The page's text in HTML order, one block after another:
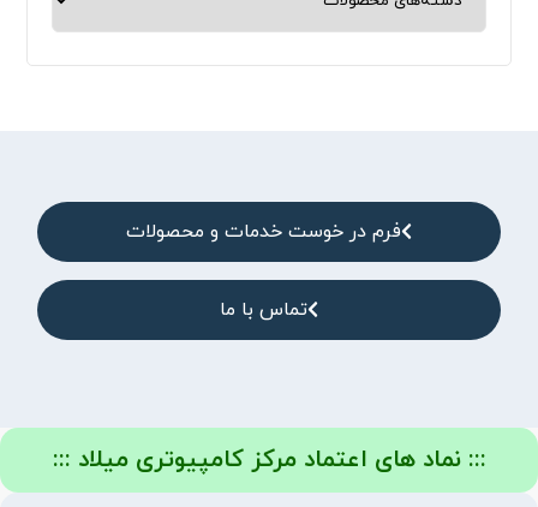
فرم در خوست خدمات و محصولات
تماس با ما
::: نماد های اعتماد مرکز کامپیوتری میلاد :::